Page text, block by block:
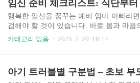
행복한 임신을 꿈꾸는 예비 엄마·아빠라
검해야 할 것이 있습니다. 바로 몸과 마음
상태입니다. 이번 글에서는 건강한 임신을
소 3개월 전부터 400μg/day 권장 (신경관
카테고리 없음 2025. 5. 20. 18:14